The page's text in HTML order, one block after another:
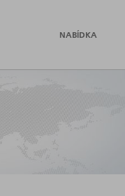
NABÍDKA